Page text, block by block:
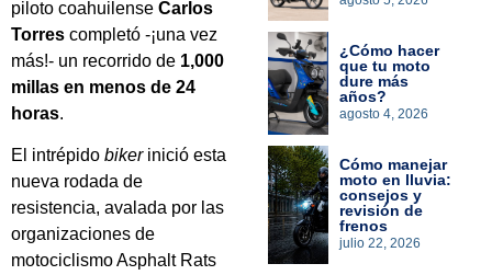
piloto coahuilense Carlos
Torres completó -¡una vez
más!- un recorrido de 1,000
millas en menos de 24
horas.
El intrépido bikerinició esta
nueva rodada de
resistencia, avalada por las
organizaciones de
motociclismo Asphalt Rats
¿Cómo hacer
que tu moto
dure más
años?
agosto 4, 2026
Cómo manejar
moto en lluvia:
consejos y
revisión de
frenos
julio 22, 2026